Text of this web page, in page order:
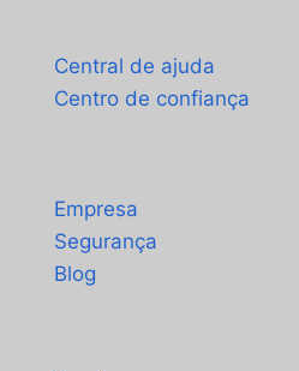
Central de ajuda
Centro de confiança
Empresa
Segurança
Blog